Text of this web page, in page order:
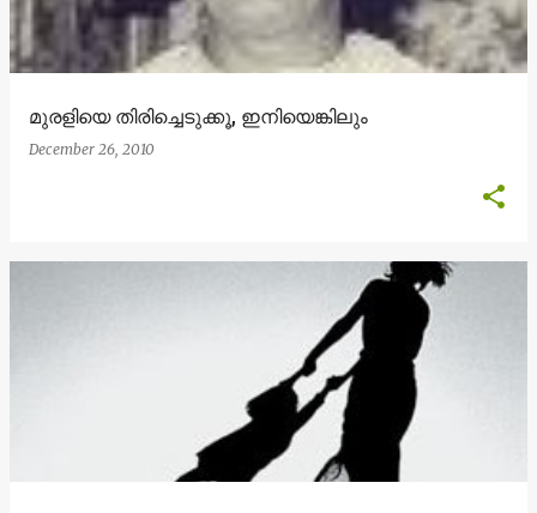
s
മുരളിയെ തിരിച്ചെടുക്കൂ, ഇനിയെങ്കിലും
December 26, 2010